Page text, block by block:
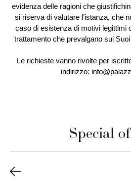
evidenza delle ragioni che
si riserva di valutare l’istanza, che
caso di esistenza di motivi legittimi
trattamento che prevalgano sui
Le richieste vanno rivolte per
indirizzo:
Special